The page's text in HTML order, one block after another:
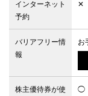
インターネット
予約
✕
バリアフリー情
報
お
株主優待券が使
◯